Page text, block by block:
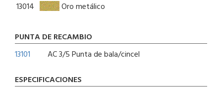
13014
Oro metálico
PUNTA DE RECAMBIO
13101
AC 3/5 Punta de bala/cincel
ESPECIFICACIONES